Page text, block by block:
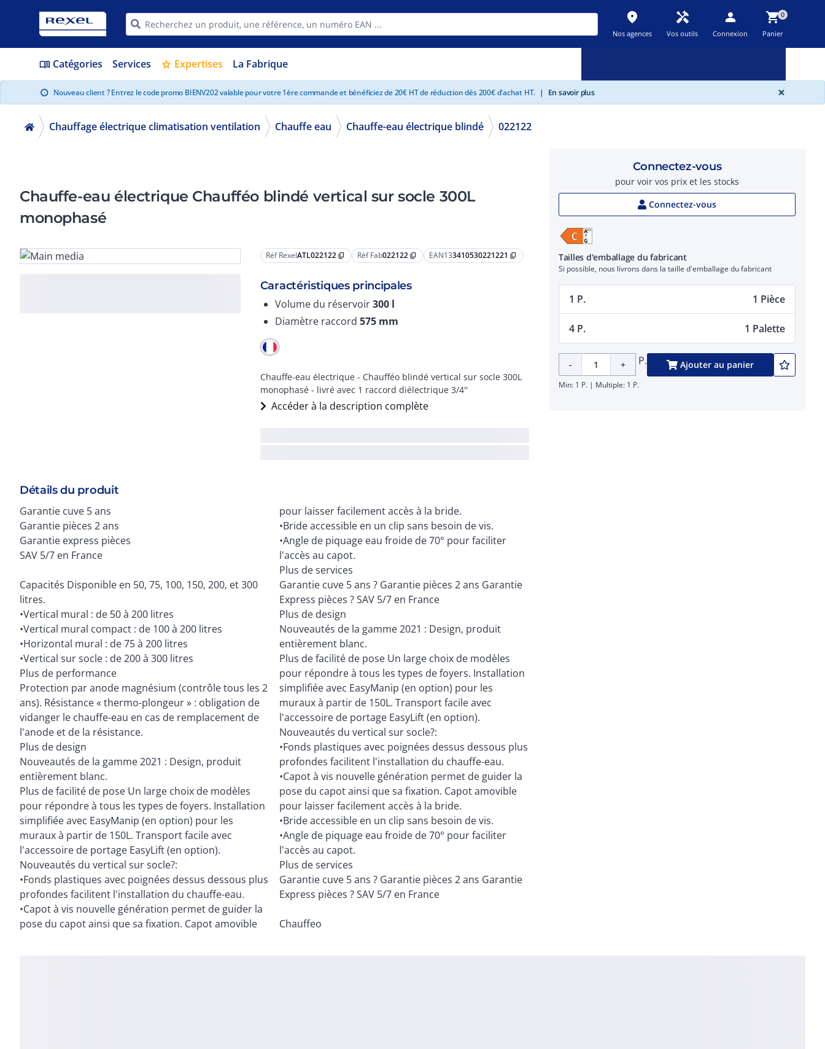
place
Nos agences
handyman
Vos outils
person
Connexion
shopping_cart0
Panier
menu_book Catégories Services star Expertises La Fabrique
info Nouveau client ? Entrez le code promo BIENV202 valable pour votre 1ère commande et bénéficiez de 20€ HT de réduction dès 200€ d'achat HT. | En savoir plus ×
Chauffage électrique climatisation ventilation Chauffe eau Chauffe-eau électrique blindé 022122
Chauffe-eau électrique Chaufféo blindé vertical sur socle 300L
monophasé
Réf RexelATL022122 content_copy Réf Fab022122 content_copy EAN133410530221221 content_copy
Caractéristiques principales
Volume du réservoir300 l
Diamètre raccord 575 mm
Chauffe-eau électrique - Chaufféo blindé vertical sur socle 300L
monophasé - livré avec 1 raccord diélectrique 3/4''
Accéder à la description complète
Détails du produit
Garantie cuve 5 ans
Garantie pièces 2 ans
Garantie express pièces
SAV 5/7 en France
Capacités Disponible en 50, 75, 100, 150, 200, et 300
litres.
•Vertical mural : de 50 à 200 litres
•Vertical mural compact : de 100 à 200 litres
•Horizontal mural : de 75 à 200 litres
•Vertical sur socle : de 200 à 300 litres
Plus de performance
Protection par anode magnésium (contrôle tous les 2
ans). Résistance « thermo-plongeur » : obligation de
vidanger le chauffe-eau en cas de remplacement de
l'anode et de la résistance.
Plus de design
Nouveautés de la gamme 2021 : Design, produit
entièrement blanc.
Plus de facilité de pose Un large choix de modèles
pour répondre à tous les types de foyers. Installation
simplifiée avec EasyManip (en option) pour les
muraux à partir de 150L. Transport facile avec
l'accessoire de portage EasyLift (en option).
Nouveautés du vertical sur socle?:
•Fonds plastiques avec poignées dessus dessous plus
profondes facilitent l'installation du chauffe-eau.
•Capot à vis nouvelle génération permet de guider la
pose du capot ainsi que sa fixation. Capot amovible
pour laisser facilement accès à la bride.
•Bride accessible en un clip sans besoin de vis.
•Angle de piquage eau froide de 70° pour faciliter
l'accès au capot.
Plus de services
Garantie cuve 5 ans ? Garantie pièces 2 ans Garantie
Express pièces ? SAV 5/7 en France
Plus de design
Nouveautés de la gamme 2021 : Design, produit
entièrement blanc.
Plus de facilité de pose Un large choix de modèles
pour répondre à tous les types de foyers. Installation
simplifiée avec EasyManip (en option) pour les
muraux à partir de 150L. Transport facile avec
l'accessoire de portage EasyLift (en option).
Nouveautés du vertical sur socle?:
•Fonds plastiques avec poignées dessus dessous plus
profondes facilitent l'installation du chauffe-eau.
•Capot à vis nouvelle génération permet de guider la
pose du capot ainsi que sa fixation. Capot amovible
pour laisser facilement accès à la bride.
•Bride accessible en un clip sans besoin de vis.
•Angle de piquage eau froide de 70° pour faciliter
l'accès au capot.
Plus de services
Garantie cuve 5 ans ? Garantie pièces 2 ans Garantie
Express pièces ? SAV 5/7 en France
Chauffeo
Connectez-vous
pour voir vos prix et les stocks
Connectez-vous
Tailles d'emballage du fabricant
Si possible, nous livrons dans la taille d'emballage du fabricant
1 P. 1 Pièce
4 P. 1 Palette
- + P. Ajouter au panier
Min: 1 P. | Multiple: 1 P.